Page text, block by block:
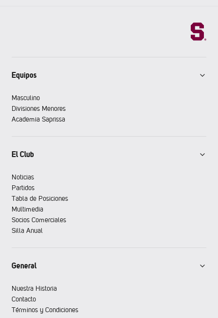
Equipos
Masculino
Divisiones Menores
Academia Saprissa
El Club
Noticias
Partidos
Tabla de Posiciones
Multimedia
Socios Comerciales
Silla Anual
General
Nuestra Historia
Contacto
Términos y Condiciones